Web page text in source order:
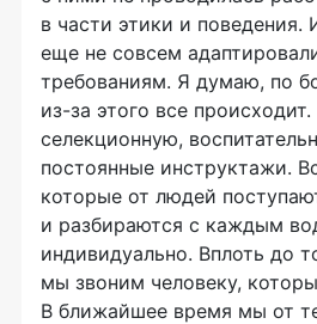
в части этики и
еще не совсем
требованиям. Я думаю, по
из-за этого все
селекционную,
постоянные инструктажи.
которые от людей
и разбираются с каждым
индивидуально. Вплоть до
мы звоним человеку,
В ближайшее время мы от